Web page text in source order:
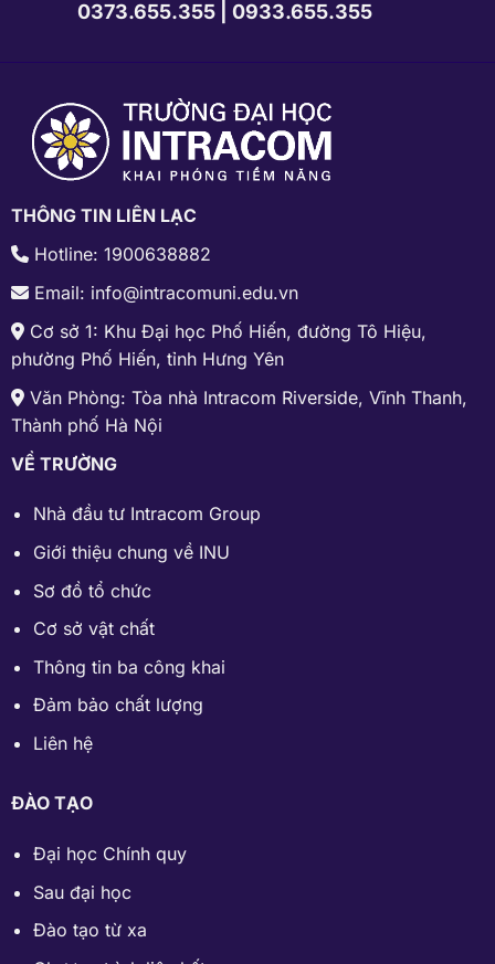
0373.655.355| 0933.655.355
THÔNG TIN LIÊN LẠC
Hotline: 1900638882
Email: info@intracomuni.edu.vn
Cơ sở 1: Khu Đại học Phố Hiến, đường Tô Hiệu,
phường Phố Hiến, tỉnh Hưng Yên
Văn Phòng: Tòa nhà Intracom Riverside, Vĩnh Thanh,
Thành phố Hà Nội
VỀ TRƯỜNG
Nhà đầu tư Intracom Group
Giới thiệu chung về INU
Sơ đồ tổ chức
Cơ sở vật chất
Thông tin ba công khai
Đảm bảo chất lượng
Liên hệ
ĐÀO TẠO
Đại học Chính quy
Sau đại học
Đào tạo từ xa